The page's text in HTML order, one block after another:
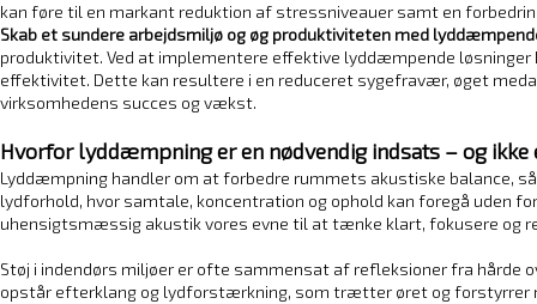
kan føre til en markant reduktion af stressniveauer samt en
Skab et sundere arbejdsmiljø og øg produktiviteten med
produktivitet. Ved at implementere effektive lyddæmpende
effektivitet. Dette kan resultere i en reduceret sygefravær, øget
virksomhedens succes og vækst.
Hvorfor lyddæmpning er en nødvendig indsats – og ikke
Lyddæmpning handler om at forbedre rummets akustiske balance,
lydforhold, hvor samtale, koncentration og ophold kan foregå uden
uhensigtsmæssig akustik vores evne til at tænke klart, fokusere og
Støj i indendørs miljøer er ofte sammensat af refleksioner fra hårde
opstår efterklang og lydforstærkning, som trætter øret og forstyrrer